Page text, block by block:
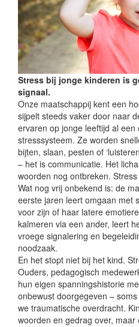
Stress bij jonge kinderen is
signaal.
Onze maatschappij kent een
sijpelt steeds vaker door naar
ervaren op jonge leeftijd al
stresssysteem. Ze worden
bijten, slaan, pesten of
– het is communicatie. Het
woorden nog ontbreken.
Wat nog vrij onbekend is: de
eerste jaren leert omgaan met
voor zijn of haar latere
kalmeren via een ander, leert
vroege signalering en
noodzaak.
En het stopt niet bij het kind.
Ouders, pedagogisch
hun eigen spanningshistorie
onbewust doorgegeven –
we traumatische overdracht.
woorden en gedrag over,